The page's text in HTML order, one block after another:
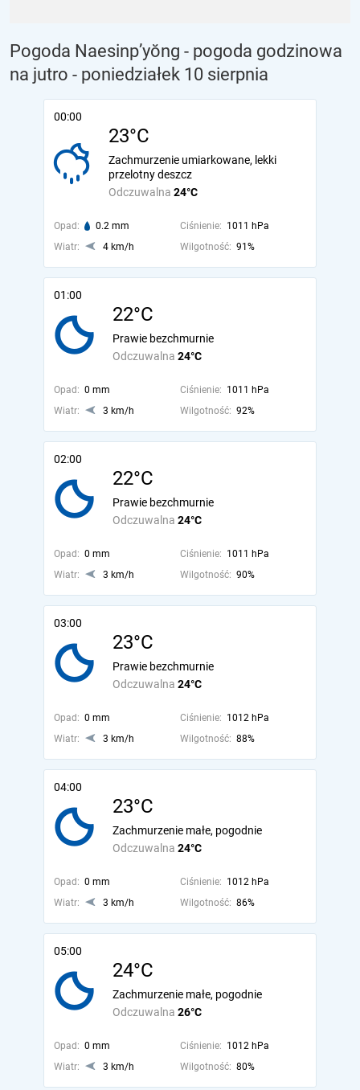
Pogoda Naesinp’yŏng - pogoda godzinowa
na jutro - poniedziałek 10 sierpnia
00:00
23°C
Odczuwalna 24°C
Zachmurzenie umiarkowane, lekki
przelotny deszcz
Opad: 0.2 mm Ciśnienie: 1011 hPa
Wiatr:
4 km/h Wilgotność: 91%
01:00
22°C
Odczuwalna 24°C
Prawie bezchmurnie
Opad: 0 mm Ciśnienie: 1011 hPa
Wiatr:
3 km/h Wilgotność: 92%
02:00
22°C
Odczuwalna 24°C
Prawie bezchmurnie
Opad: 0 mm Ciśnienie: 1011 hPa
Wiatr:
3 km/h Wilgotność: 90%
03:00
23°C
Odczuwalna 24°C
Prawie bezchmurnie
Opad: 0 mm Ciśnienie: 1012 hPa
Wiatr:
3 km/h Wilgotność: 88%
04:00
23°C
Odczuwalna 24°C
Zachmurzenie małe, pogodnie
Opad: 0 mm Ciśnienie: 1012 hPa
Wiatr:
3 km/h Wilgotność: 86%
05:00
24°C
Odczuwalna 26°C
Zachmurzenie małe, pogodnie
Opad: 0 mm Ciśnienie: 1012 hPa
Wiatr:
3 km/h Wilgotność: 80%